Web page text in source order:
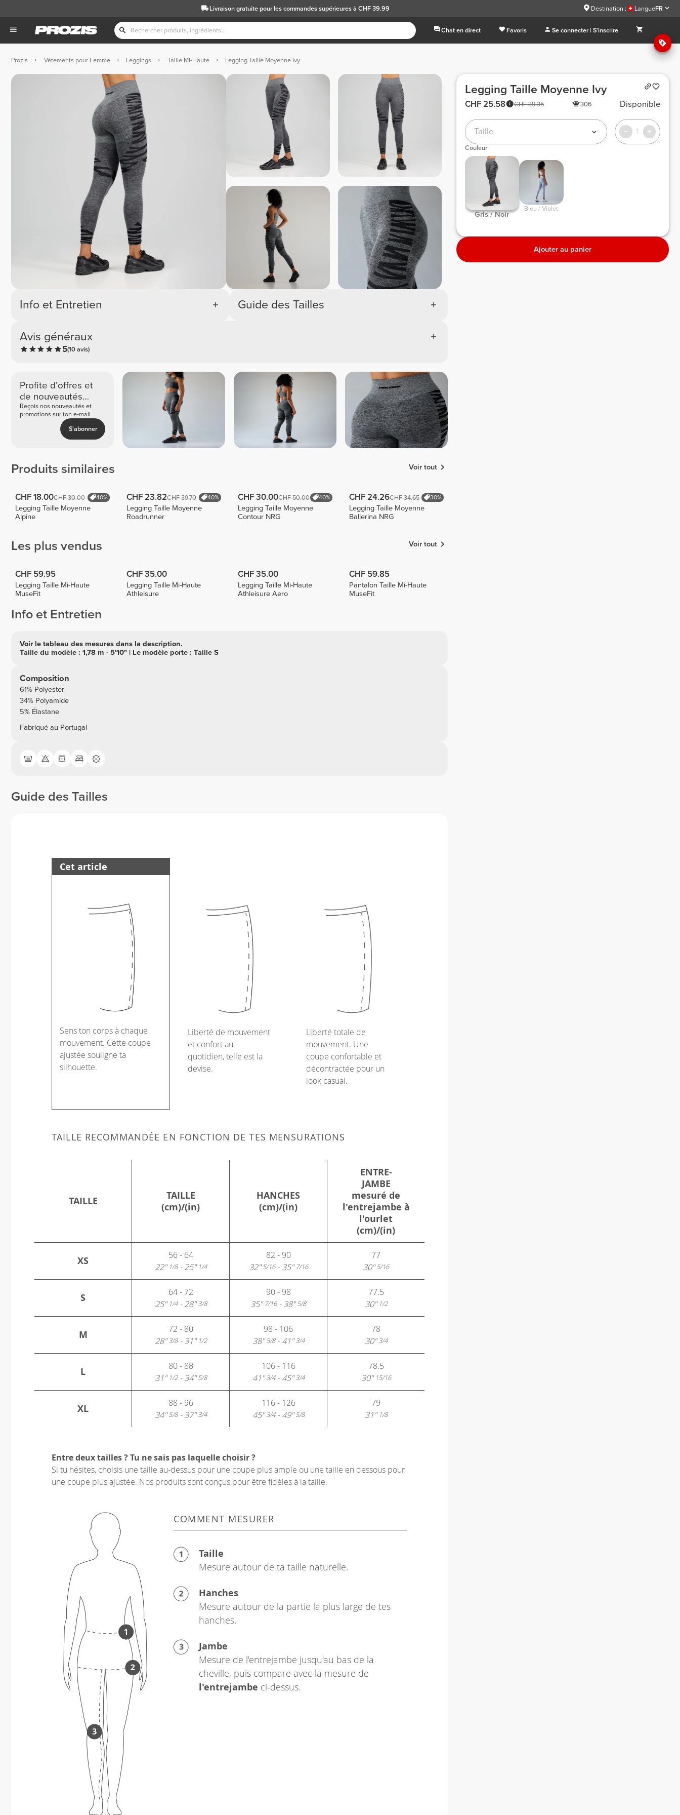
Livraison gratuitepour les commandes supérieures à CHF 39.99 Destination : LangueFR
Chat en direct Favoris Se connecter | S'inscrire
Prozis Vêtements pour Femme Leggings Taille Mi-Haute Legging Taille Moyenne Ivy
Info et Entretien
Avis généraux
5(10 avis)
Guide des Tailles
Profite d’offres et
de nouveautés
exclusives
Reçois nos nouveautés et
promotions sur ton e-mail
S'abonner
Produits similaires Voir tout
CHF 18.00CHF 30.00 40%
Legging Taille Moyenne
Alpine
CHF 23.82CHF 39.70 40%
Legging Taille Moyenne
Roadrunner
CHF 30.00CHF 50.00 40%
Legging Taille Moyenne
Contour NRG
CHF 24.26CHF 34.65 30%
Legging Taille Moyenne
Ballerina NRG
Les plus vendus Voir tout
CHF 59.95
Legging Taille Mi-Haute
MuseFit
CHF 35.00
Legging Taille Mi-Haute
Athleisure
CHF 35.00
Legging Taille Mi-Haute
Athleisure Aero
CHF 59.85
Pantalon Taille Mi-Haute
MuseFit
Info et Entretien
Voir le tableau des mesures dans la description.
Taille du modèle : 1,78 m - 5'10" | Le modèle porte : Taille S
Composition
61% Polyester
34% Polyamide
5% Élastane
Fabriqué au Portugal
Guide des Tailles
Cet article
Sens ton corps à chaque
mouvement. Cette coupe
ajustée souligne ta
silhouette.
Liberté de mouvement
et confort au
quotidien, telle est la
devise.
Liberté totale de
mouvement. Une
coupe confortable et
décontractée pour un
look casual.
TAILLE RECOMMANDÉE EN FONCTION DE TES MENSURATIONS
TAILLE
TAILLE
(cm)/(in)
HANCHES
(cm)/(in)
ENTRE-
JAMBE
mesuré de
l'entrejambe à
l'ourlet
(cm)/(in)
XS
56 - 64
22"1/8- 25"1/4
82 - 90
32"5/16- 35"7/16
77
30"5/16
S
64 - 72
25"1/4- 28"3/8
90 - 98
35"7/16- 38"5/8
77.5
30"1/2
M
72 - 80
28"3/8- 31"1/2
98 - 106
38"5/8- 41"3/4
78
30"3/4
L
80 - 88
31"1/2- 34"5/8
106 - 116
41"3/4- 45"3/4
78.5
30"15/16
XL
88 - 96
34"5/8- 37"3/4
116 - 126
45"3/4- 49"5/8
79
31"1/8
Entre deux tailles ? Tu ne sais pas laquelle choisir ?
Si tu hésites, choisis une taille au-dessus pour une coupe plus ample ou une taille en dessous pour
une coupe plus ajustée. Nos produits sont conçus pour être fidèles à la taille.
COMMENT MESURER
Taille
Mesure autour de ta taille naturelle.
Hanches
Mesure autour de la partie la plus large de tes
hanches.
Jambe
Mesure de l'entrejambe jusqu'au bas de la
cheville, puis compare avec la mesure de
l'entrejambe ci-dessus.
Legging Taille Moyenne Ivy
CHF 39.35
CHF 25.58 306 Disponible
Taille 1
Couleur
Gris / Noir
Bleu / Violet
Ajouter au panier